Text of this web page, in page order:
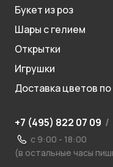
Букет из роз
Шары с гелием
Открытки
Игрушки
Доставка цветов
+7 (495) 822 07 09 /
с 9:00 - 18:00
(в остальные часы